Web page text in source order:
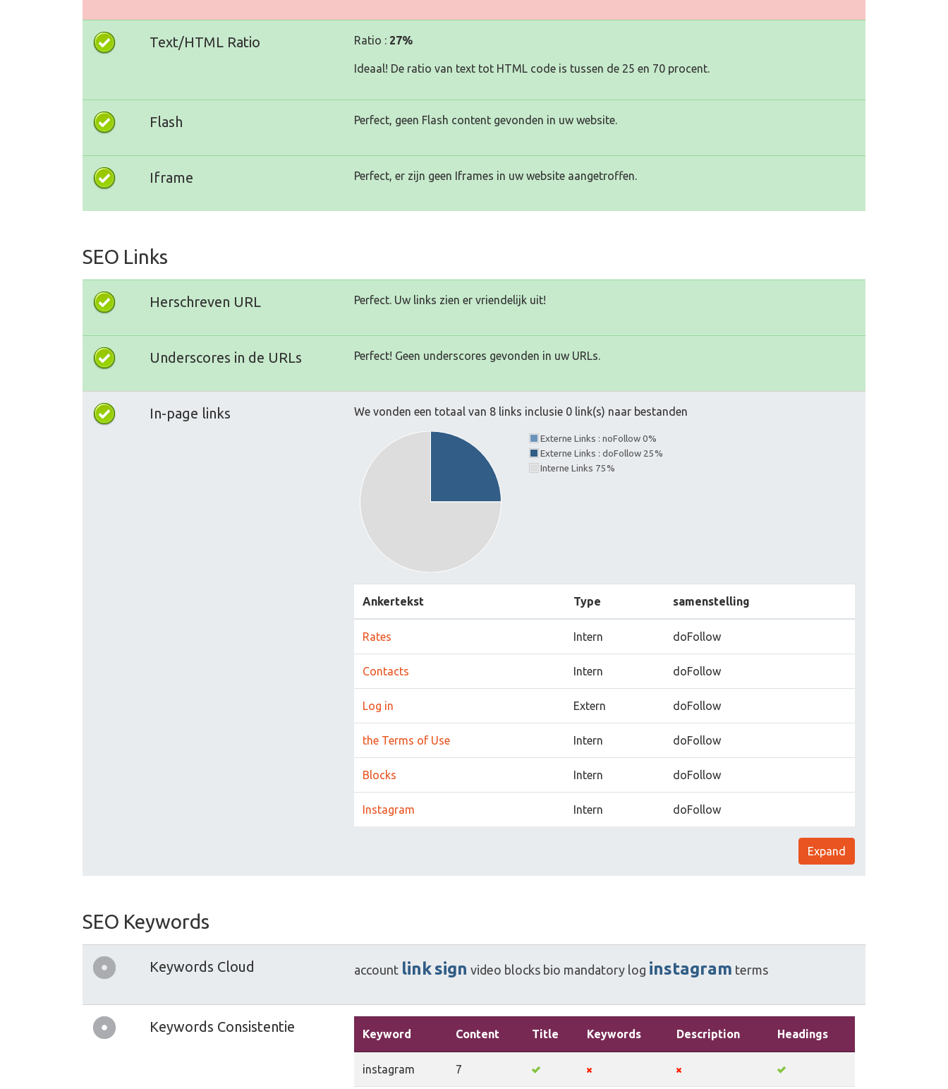
Text/HTML Ratio Ratio : 27%
Ideaal! De ratio van text tot HTML code is tussen de 25 en 70 procent.
Flash Perfect, geen Flash content gevonden in uw website.
Iframe Perfect, er zijn geen Iframes in uw website aangetroffen.
SEO Links
Herschreven URL Perfect. Uw links zien er vriendelijk uit!
Underscores in de URLs Perfect! Geen underscores gevonden in uw URLs.
In-page links We vonden een totaal van 8 links inclusie 0 link(s) naar bestanden
Externe Links : noFollow 0%
Externe Links : doFollow 25%
Interne Links 75%
Ankertekst Type samenstelling
Rates Intern doFollow
Contacts Intern doFollow
Log in Extern doFollow
the Terms of Use Intern doFollow
Blocks Intern doFollow
Instagram Intern doFollow
Expand
SEO Keywords
Keywords Cloud account linksign video blocks bio mandatory log instagram terms
Keywords Consistentie Keyword Content Title Keywords Description Headings
instagram 7